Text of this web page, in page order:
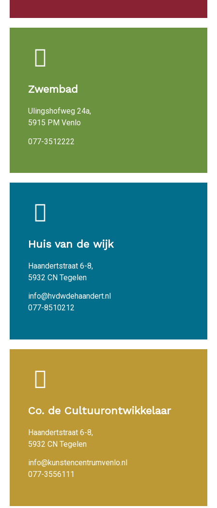
Zwembad
Ulingshofweg 24a,
5915 PM Venlo
077-3512222
Huis van de wijk
Haandertstraat 6-8,
5932 CN Tegelen
info@hvdwdehaandert.nl
077-8510212
Co. de Cultuurontwikkelaar
Haandertstraat 6-8,
5932 CN Tegelen
info@kunstencentrumvenlo.nl
077-3556111